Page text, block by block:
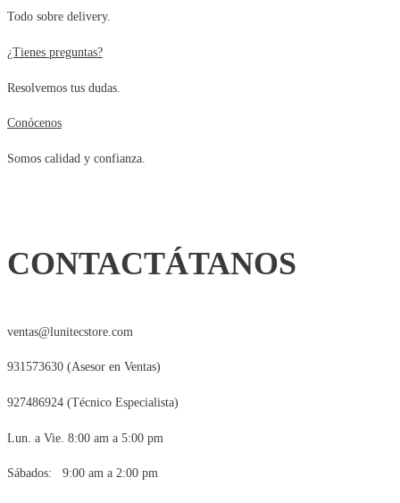
Todo sobre delivery.
¿Tienes preguntas?
Resolvemos tus dudas.
Conócenos
Somos calidad y confianza.
CONTACTÁTANOS
ventas@lunitecstore.com
931573630 (Asesor en Ventas)
927486924 (Técnico Especialista)
Lun. a Vie. 8:00 am a 5:00 pm
Sábados: 9:00 am a 2:00 pm